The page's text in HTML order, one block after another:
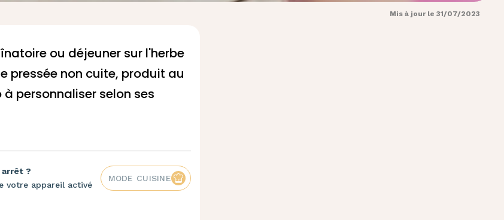
Mis à jour le 31/07/2023
ou déjeuner sur l'herbe
pressée non cuite, produit au
personnaliser selon ses
arrêt ?
votre appareil activé
MODE CUISINE